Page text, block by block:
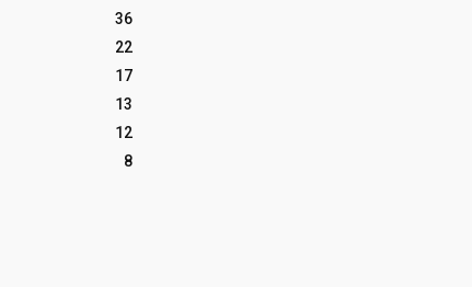
36
22
17
13
12
8